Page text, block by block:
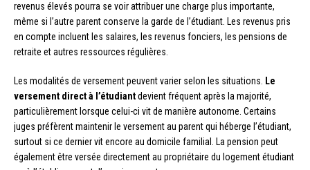
revenus élevés pourra se voir attribuer une charge plus importante,
même si l’autre parent conserve la garde de l’étudiant. Les revenus pris
en compte incluent les salaires, les revenus fonciers, les pensions de
retraite et autres ressources régulières.
Les modalités de versement peuvent varier selon les situations. Le
versement direct à l’étudiantdevient fréquent après la majorité,
particulièrement lorsque celui-ci vit de manière autonome. Certains
juges préfèrent maintenir le versement au parent qui héberge l’étudiant,
surtout si ce dernier vit encore au domicile familial. La pension peut
également être versée directement au propriétaire du logement étudiant